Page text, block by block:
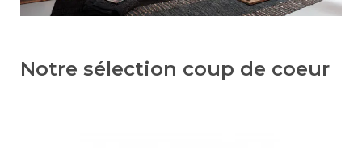
Notre sélection coup de coeur